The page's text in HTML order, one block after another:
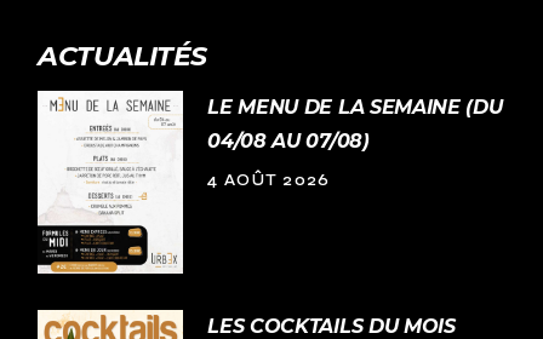
ACTUALITÉS
LE MENU DE LA SEMAINE (DU
04/08 AU 07/08)
4 AOÛT 2026
LES COCKTAILS DU MOIS